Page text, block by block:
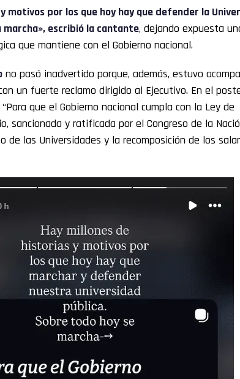
motivos por los que hoy hay que defender la
marcha», escribió la cantante, dejando expuesta
que mantiene con el Gobierno nacional.
no pasó inadvertido porque, además, estuvo
un fuerte reclamo dirigido al Ejecutivo. En el
que el Gobierno nacional cumpla con la Ley de
sancionada y ratificada por el Congreso de la
de las Universidades y la recomposición de los